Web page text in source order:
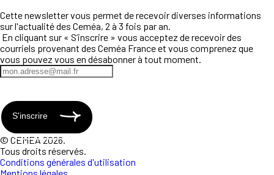
Cette newsletter vous permet de recevoir diverses informations
sur l'actualité des Ceméa, 2 à 3 fois par an.
En cliquant sur « S’inscrire » vous acceptez de recevoir des
courriels provenant des Ceméa France et vous comprenez que
vous pouvez vous en désabonner à tout moment.
S'inscrire
© CEMEA 2026.
Tous droits réservés.
Conditions générales d'utilisation